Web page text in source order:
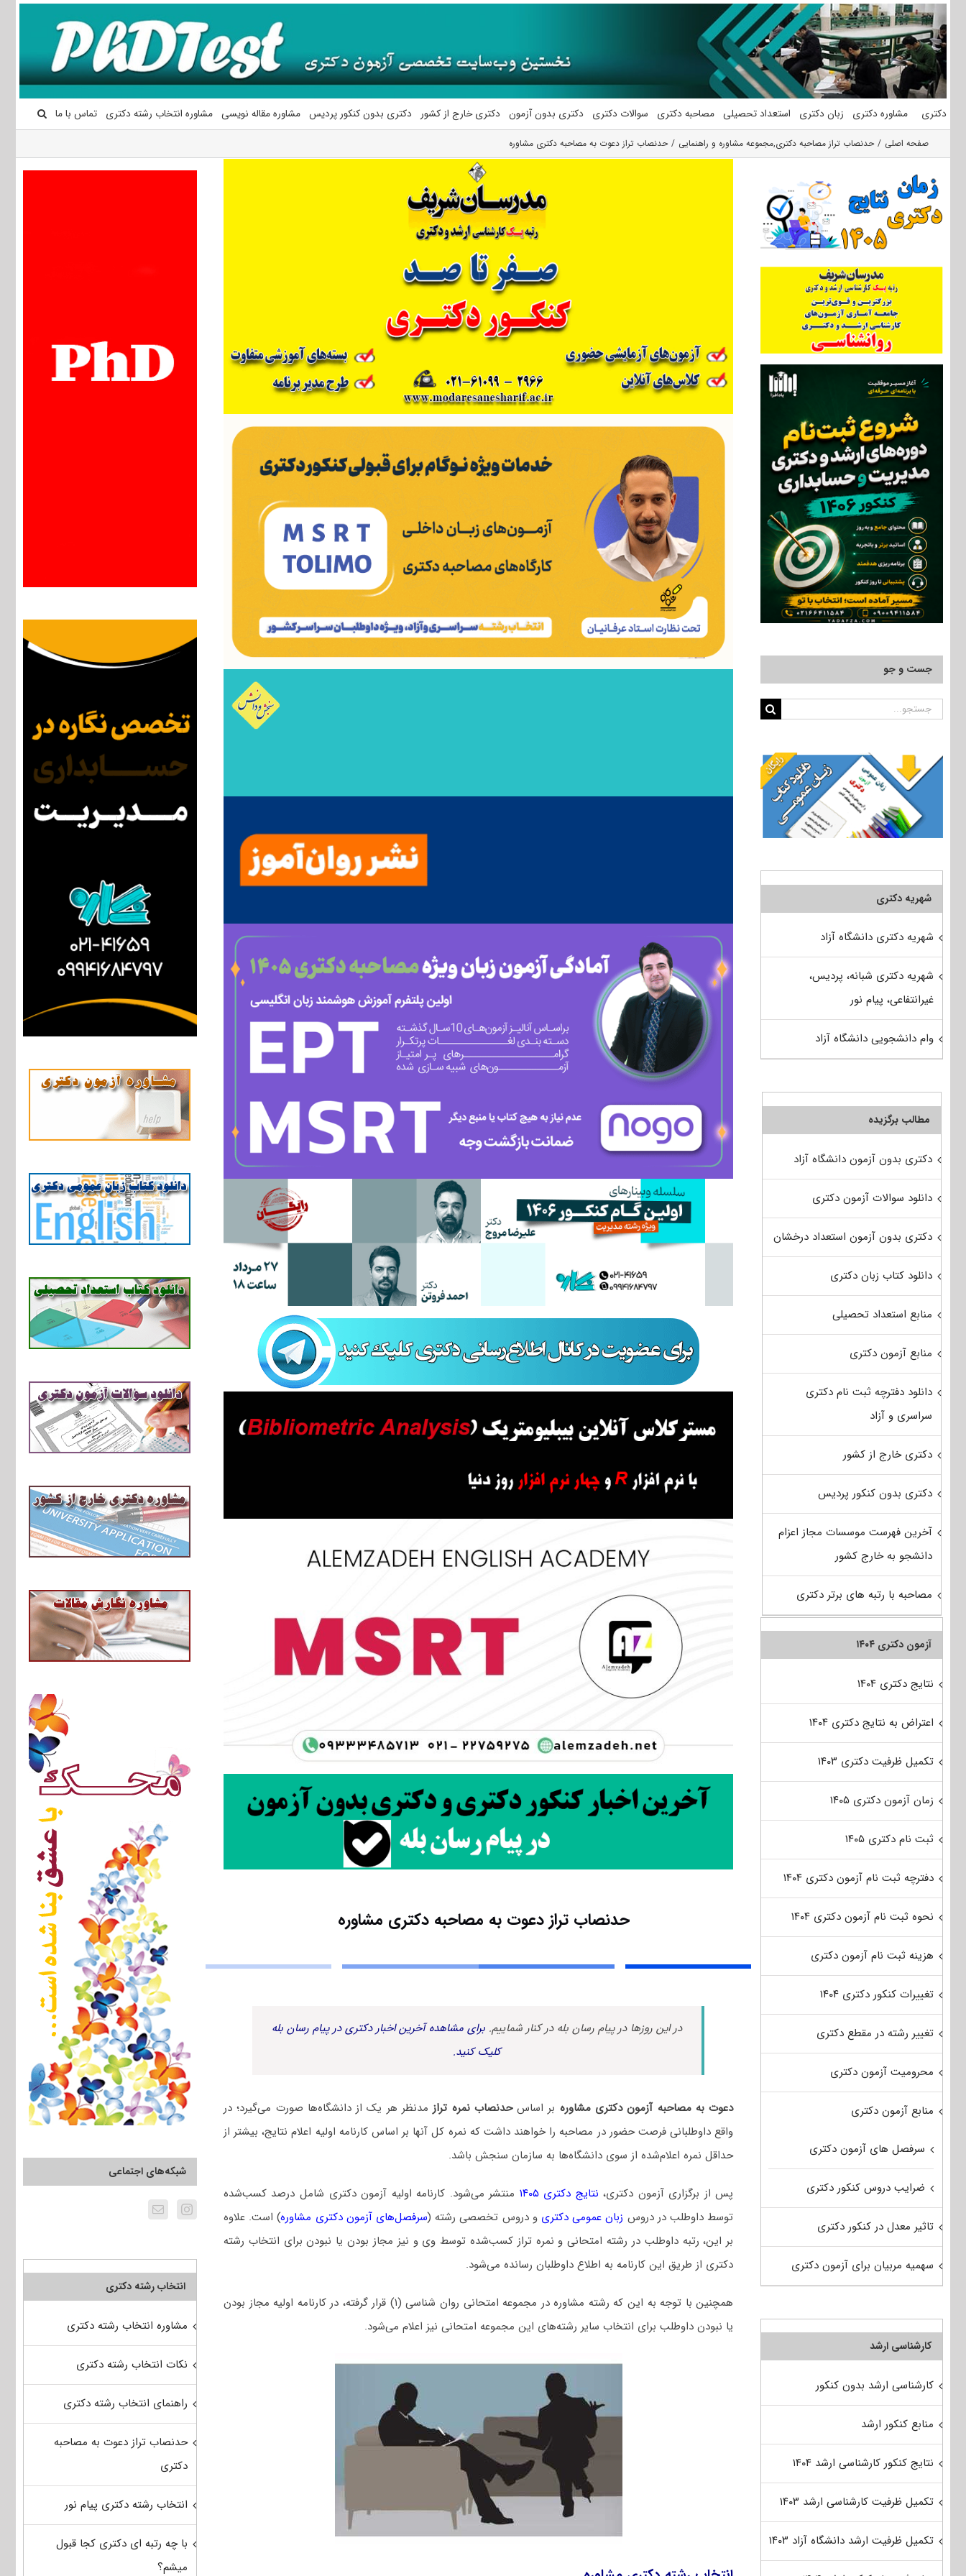
محتوا
دکتری مشاوره دکتری زبان دکتری استعداد تحصیلی مصاحبه دکتری سوالات دکتری دکتری بدون آزمون دکتری خارج از کشور دکتری بدون کنکور پردیس مشاوره مقاله نویسی مشاوره انتخاب رشته دکتری تماس با ما
صفحه اصلی حدنصاب تراز مصاحبه دکتری,مجموعه مشاوره و راهنمایی حدنصاب تراز دعوت به مصاحبه دکتری مشاوره
حدنصاب تراز دعوت به مصاحبه دکتری مشاوره
در این روزها در پیام رسان بله در کنار شماییم. برای مشاهده آخرین اخبار دکتری در پیام رسان بله
کلیک کنید.
دعوت به مصاحبه آزمون دکتری مشاوره بر اساسحدنصاب نمره ترازمدنظر هر یک از دانشگاه‌ها صورت می‌گیرد؛ در
واقع داوطلبانی فرصت حضور در مصاحبه را خواهند داشت که نمره کل آنها بر اساس کارنامه اولیه اعلام نتایج، بیشتر از
حداقل نمره اعلام‌شده از سوی دانشگاه‌ها به سازمان سنجش باشد.
پس از برگزاری آزمون دکتری، نتایج دکتری ۱۴۰۵
منتشر می‌شود. کارنامه اولیه آزمون دکتری شامل درصد کسب‌شده
توسط داوطلب در دروس زبان عمومی دکتری و دروس تخصصی رشته (سرفصل‌های آزمون دکتری مشاوره) است. علاوه
بر این، رتبه داوطلب در رشته امتحانی و نمره تراز کسب‌شده توسط وی و نیز مجاز بودن یا نبودن برای انتخاب رشته
دکتری از طریق این کارنامه به اطلاع داوطلبان رسانده می‌شود.
همچنین با توجه به این که رشته مشاوره در مجموعه امتحانی روان شناسی (۱) قرار گرفته، در کارنامه اولیه مجاز بودن
یا نبودن داوطلب برای انتخاب سایر رشته‌های این مجموعه امتحانی نیز اعلام می‌شود.
شبکه‌های اجتماعی
انتخاب رشته دکتری
مشاوره انتخاب رشته دکتری
نکات انتخاب رشته دکتری
راهنمای انتخاب رشته دکتری
حدنصاب تراز دعوت به مصاحبه
دکتری
انتخاب رشته دکتری پیام نور
با چه رتبه ای دکتری کجا قبول
میشم؟
جست و جو
جستجو
شهریه دکتری
شهریه دکتری دانشگاه آزاد
شهریه دکتری شبانه، پردیس،
غیرانتفاعی، پیام نور
وام دانشجویی دانشگاه آزاد
مطالب برگزیده
دکتری بدون آزمون دانشگاه آزاد
دانلود سوالات آزمون دکتری
دکتری بدون آزمون استعداد درخشان
دانلود کتاب زبان دکتری
منابع استعداد تحصیلی
منابع آزمون دکتری
دانلود دفترچه ثبت نام دکتری
سراسری و آزاد
دکتری خارج از کشور
دکتری بدون کنکور پردیس
آخرین فهرست موسسات مجاز اعزام
دانشجو به خارج کشور
مصاحبه با رتبه های برتر دکتری
آزمون دکتری ۱۴۰۴
نتایج دکتری ۱۴۰۴
اعتراض به نتایج دکتری ۱۴۰۴
تکمیل ظرفیت دکتری ۱۴۰۳
زمان آزمون دکتری ۱۴۰۵
ثبت نام دکتری ۱۴۰۵
دفترچه ثبت نام آزمون دکتری ۱۴۰۴
نحوه ثبت نام آزمون دکتری ۱۴۰۴
هزینه ثبت نام آزمون دکتری
تغییرات کنکور دکتری ۱۴۰۴
تغییر رشته در مقطع دکتری
محرومیت آزمون دکتری
منابع آزمون دکتری
سرفصل های آزمون دکتری
ضرایب دروس کنکور دکتری
تاثیر معدل در کنکور دکتری
سهمیه مربیان برای آزمون دکتری
کارشناسی ارشد
کارشناسی ارشد بدون کنکور
منابع کنکور ارشد
نتایج کنکور کارشناسی ارشد ۱۴۰۴
تکمیل ظرفیت کارشناسی ارشد ۱۴۰۳
تکمیل ظرفیت ارشد دانشگاه آزاد ۱۴۰۳